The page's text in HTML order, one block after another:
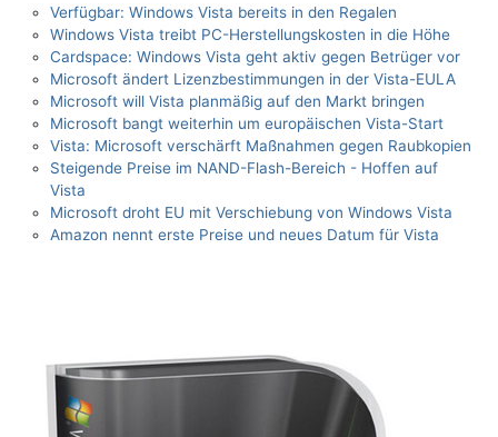
Verfügbar: Windows Vista bereits in den Regalen
Windows Vista treibt PC-Herstellungskosten in die Höhe
Cardspace: Windows Vista geht aktiv gegen Betrüger vor
Microsoft ändert Lizenzbestimmungen in der Vista-EULA
Microsoft will Vista planmäßig auf den Markt bringen
Microsoft bangt weiterhin um europäischen Vista-Start
Vista: Microsoft verschärft Maßnahmen gegen Raubkopien
Steigende Preise im NAND-Flash-Bereich - Hoffen auf
Vista
Microsoft droht EU mit Verschiebung von Windows Vista
Amazon nennt erste Preise und neues Datum für Vista